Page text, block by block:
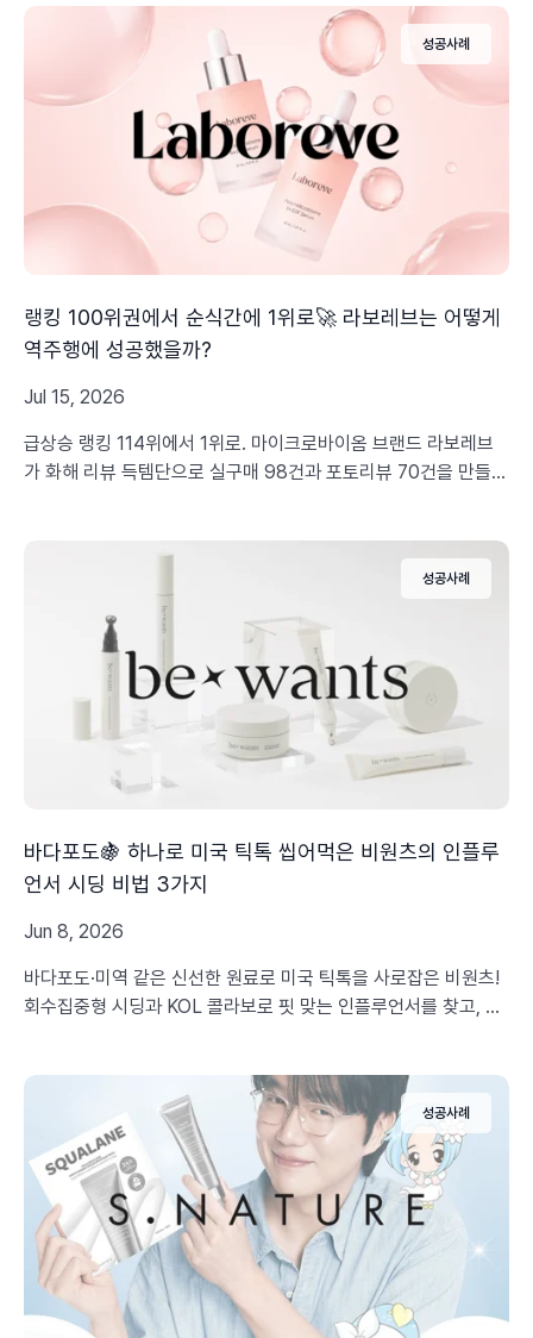
성공사례
랭킹 100위권에서 순식간에 1위로🚀 라보레브는 어떻게
역주행에 성공했을까?
Jul 15, 2026
급상승 랭킹 114위에서 1위로. 마이크로바이옴 브랜드 라보레브
가 화해 리뷰 득템단으로 실구매 98건과 포토리뷰 70건을 만들
성공사례
바다포도🍇 하나로 미국 틱톡 씹어먹은 비원츠의 인플루
언서 시딩 비법 3가지
Jun 8, 2026
바다포도·미역 같은 신선한 원료로 미국 틱톡을 사로잡은 비원츠!
회수집중형 시딩과 KOL 콜라보로 핏 맞는 인플루언서를 찾고, 실
성공사례